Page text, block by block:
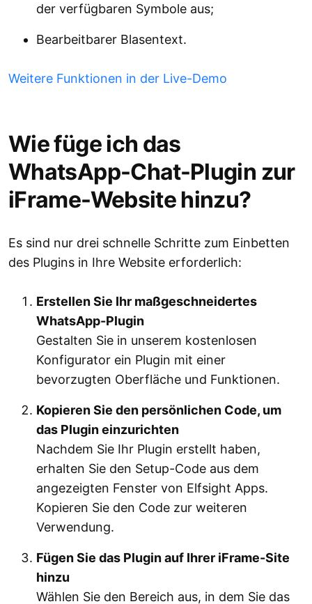
der verfügbaren Symbole aus;
Bearbeitbarer Blasentext.
Weitere Funktionen in der Live-Demo
Wie füge ich das
WhatsApp-Chat-Plugin zur
iFrame-Website hinzu?
Es sind nur drei schnelle Schritte zum Einbetten
des Plugins in Ihre Website erforderlich:
Erstellen Sie Ihr maßgeschneidertes
WhatsApp-Plugin
Gestalten Sie in unserem kostenlosen
Konfigurator ein Plugin mit einer
bevorzugten Oberfläche und Funktionen.
Kopieren Sie den persönlichen Code, um
das Plugin einzurichten
Nachdem Sie Ihr Plugin erstellt haben,
erhalten Sie den Setup-Code aus dem
angezeigten Fenster von Elfsight Apps.
Kopieren Sie den Code zur weiteren
Verwendung.
Fügen Sie das Plugin auf Ihrer iFrame-Site
hinzu
Wählen Sie den Bereich aus, in dem Sie das